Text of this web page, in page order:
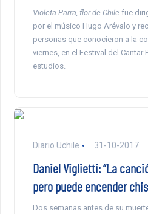
Violeta Parra, flor de Chile fue
por el músico Hugo Arévalo y
personas que conocieron a la
viernes, en el Festival del Cantar
estudios.
Diario Uchile 31-10-2017
Daniel Viglietti: “La
pero puede encender
Dos semanas antes de su